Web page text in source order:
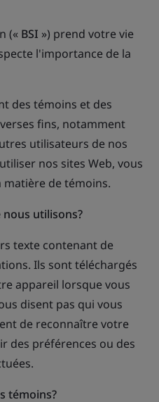
(« BSI ») prend votre vie
l'importance de la
des témoins et des
fins, notamment
utilisateurs de nos
nos sites Web, vous
de témoins.
utilisons?
texte contenant de
Ils sont téléchargés
appareil lorsque vous
disent pas qui vous
de reconnaître votre
des préférences ou des
témoins?